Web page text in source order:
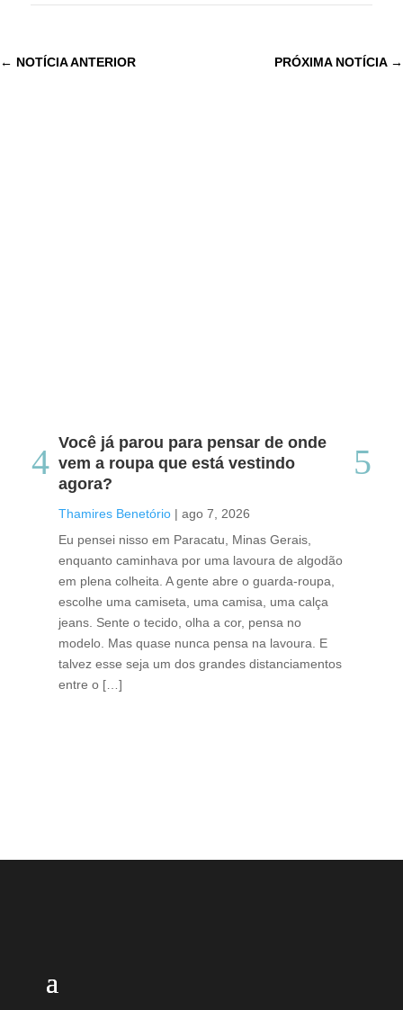
← NOTÍCIA ANTERIOR PRÓXIMA NOTÍCIA→
Você já parou para pensar de onde
vem a roupa que está vestindo
agora?
Thamires Benetório | ago 7, 2026
Eu pensei nisso em Paracatu, Minas Gerais,
enquanto caminhava por uma lavoura de algodão
em plena colheita. A gente abre o guarda-roupa,
escolhe uma camiseta, uma camisa, uma calça
jeans. Sente o tecido, olha a cor, pensa no
modelo. Mas quase nunca pensa na lavoura. E
talvez esse seja um dos grandes distanciamentos
entre o […]